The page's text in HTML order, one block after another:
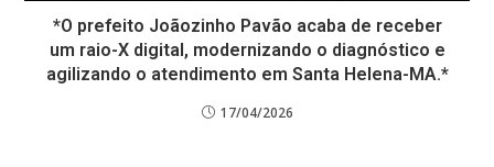
*O prefeito Joãozinho Pavão acaba de receber
um raio-X digital, modernizando o diagnóstico e
agilizando o atendimento em Santa Helena-MA.*
17/04/2026